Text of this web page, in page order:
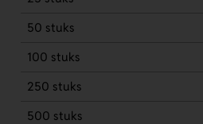
50 stuks
100 stuks
250 stuks
500 stuks